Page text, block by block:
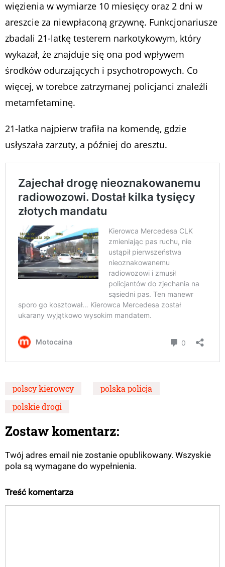
więzienia w wymiarze 10 miesięcy oraz 2 dni w
areszcie za niewpłaconą grzywnę. Funkcjonariusze
zbadali 21-latkę testerem narkotykowym, który
wykazał, że znajduje się ona pod wpływem
środków odurzających i psychotropowych. Co
więcej, w torebce zatrzymanej policjanci znaleźli
metamfetaminę.
21-latka najpierw trafiła na komendę, gdzie
usłyszała zarzuty, a później do aresztu.
polscy kierowcy
polska policja
polskie drogi
Zostaw komentarz:
Twój adres email nie zostanie opublikowany. Wszyskie
pola są wymagane do wypełnienia.
Treść komentarza